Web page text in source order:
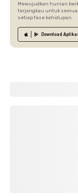
Mewujudkan hunian
terjangkau untuk semua
setiap fase kehidupan.
Download